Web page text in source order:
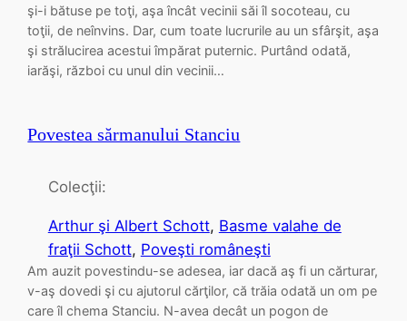
şi-i bătuse pe toţi, aşa încât vecinii săi îl socoteau, cu
toţii, de neînvins. Dar, cum toate lucrurile au un sfârşit, aşa
şi strălucirea acestui împărat puternic. Purtând odată,
iarăşi, război cu unul din vecinii…
Povestea sărmanului Stanciu
Colecţii:
Arthur şi Albert Schott, Basme valahe de
fraţii Schott, Poveşti româneşti
Am auzit povestindu-se adesea, iar dacă aş fi un cărturar,
v-aş dovedi şi cu ajutorul cărţilor, că trăia odată un om pe
care îl chema Stanciu. N-avea decât un pogon de